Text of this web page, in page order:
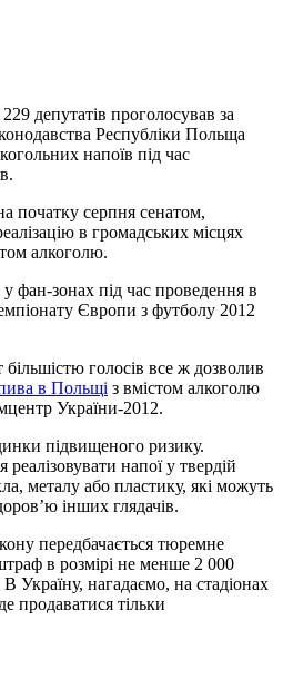
депутатів проголосував за
Республіки Польща
напоїв під час
початку серпня сенатом,
в громадських місцях
алкоголю.
у фан-зонах під час проведення в
Європи з футболу 2012
голосів все ж дозволив
в Польщі з вмістом алкоголю
України-2012.
підвищеного ризику.
напої у твердій
металу або пластику, які можуть
інших глядачів.
передбачається тюремне
в розмірі не менше 2 000
Україну, нагадаємо, на стадіонах
продаватися тільки